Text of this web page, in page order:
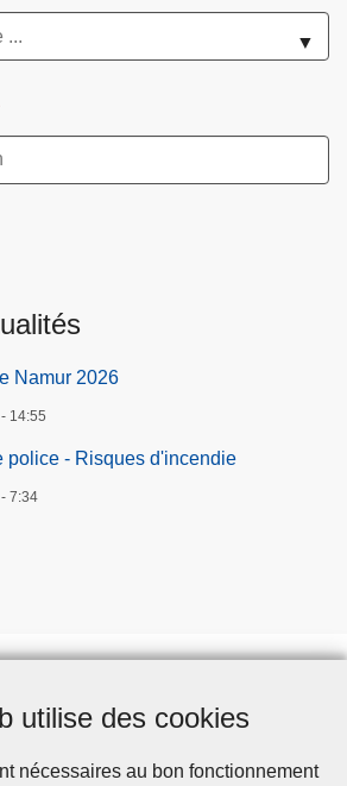
utilise des cookies
nécessaires au bon fonctionnement
▼
Namur 2026
14:55
police - Risques d'incendie
7:34
Téléchargements
Presse